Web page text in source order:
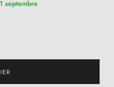
septembre